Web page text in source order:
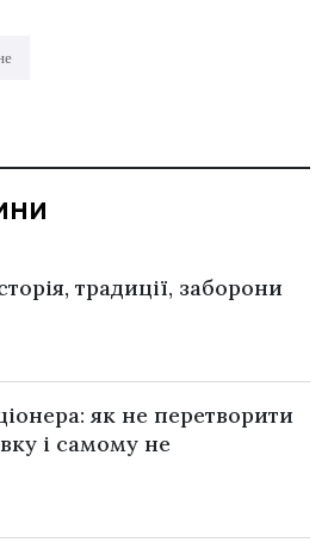
традиції, заборони
як не перетворити
і самому не